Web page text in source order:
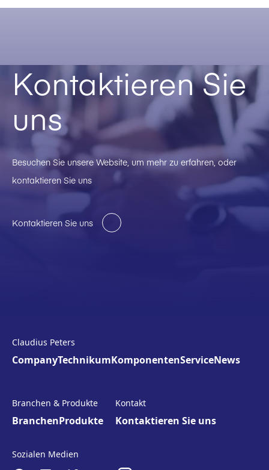
Kontaktieren Sie
uns
Besuchen Sie unsere Website, um mehr zu erfahren, oder
kontaktieren Sie uns
Kontaktieren Sie uns
Claudius Peters
CompanyTechnikumKomponentenServiceNews
Branchen & Produkte
BranchenProdukte
Kontakt
Kontaktieren Sie uns
Sozialen Medien